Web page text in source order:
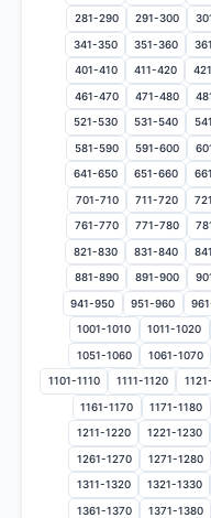
281-290 291-300
341-350 351-360
401-410 411-420
461-470 471-480
521-530 531-540
581-590 591-600
641-650 651-660
701-710 711-720
761-770 771-780
821-830 831-840
881-890 891-900
941-950 951-960
1001-1010 1011-1020
1051-1060 1061-1070
1101-1110 1111-1120
1161-1170 1171-1180
1211-1220 1221-1230
1261-1270 1271-1280
1311-1320 1321-1330
1361-1370 1371-1380